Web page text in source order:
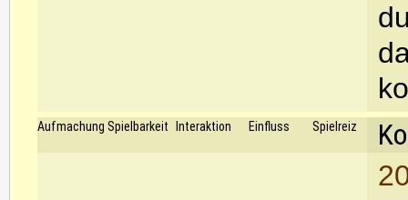
Aufmachung Spielbarkeit Interaktion Einfluss Spielreiz